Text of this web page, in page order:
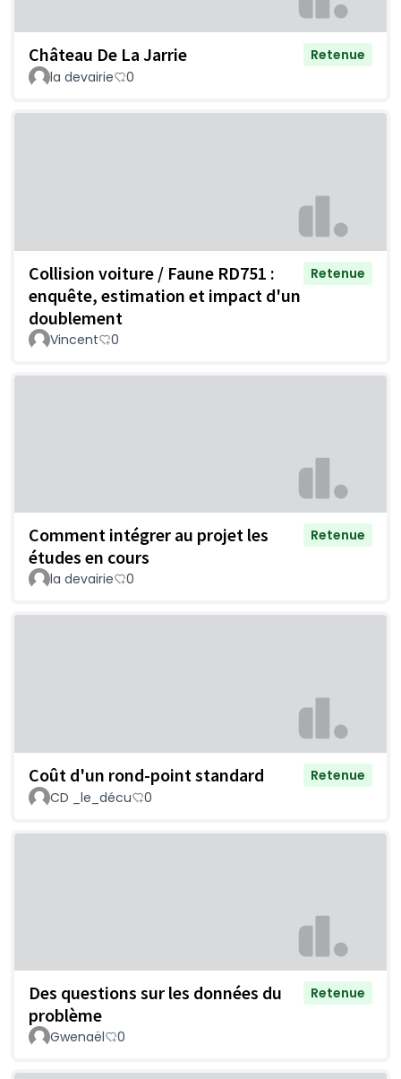
Château De La Jarrie
Retenue
la devairie
0
Collision voiture / Faune RD751 :
enquête, estimation et impact d'un
doublement
Retenue
Vincent 0
Comment intégrer au projet les
études en cours
Retenue
la devairie 0
Coût d'un rond-point standard
Retenue
CD _le_décu
0
Des questions sur les données du
problème
Retenue
Gwenaël 0